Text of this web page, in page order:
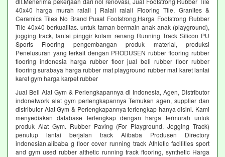
40x40 harga murah ralali | Ralali ralali Flooring Tile, Granites &
Ceramics Tiles No Brand Pusat Footstrong,Harga Footstrong Rubber
Tile 40x40 berkualitas. untuk taman bermain anak anak (playground),
jogging track, lantai pinggir kolam renang Running Track Silicon PU
Sports Flooring pengembangan produk material, produksi
Penelusuran yang terkait dengan PRODUSEN rubber flooring rubber
flooring indonesia harga rubber floor jual beli rubber floor rubber
flooring surabaya harga rubber mat playground rubber mat karet lantai
karet gym harga karpet rubber
Jual Beli Alat Gym & Perlengkapannya di Indonesia, Agen, Distributor
indonetwork alat gym perlengkapannya Temukan agen, supplier dan
distributor Alat Gym & Perlengkapannya terlengkap hanya disini. Kami
menyediakan database terlengkap dengan harga termurah untuk
produk Alat Gym. Rubber Paving (For Playground, Jogging Track)
penutup lantai berjalan track Alibaba Produsen Directory
indonesian.alibaba g floor cover running track Athletic facilities sport
and gym used rubber althetic running track flooring, synthetic Harga